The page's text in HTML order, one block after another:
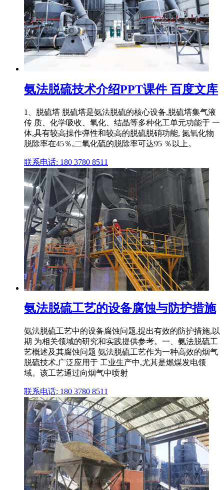
氨法脱硫技术介绍PPT课件 百度文库
1、脱硫塔 脱硫塔是氨法脱硫的核心设备,脱硫塔集气液
传 质、化学吸收、氧化、结晶等多种化工单元功能于 一
体,具有较高操作弹性和较高的脱硫脱硝功能, 氮氧化物
脱除率在45％,二氧化硫的脱除率可达95 ％以上。
联系电话: 180 3780 8511
氨法脱硫工艺的设备腐蚀与防护措施
氨法脱硫工艺中的设备腐蚀问题,提出有效的防护措施,以
期 为相关领域的研究和实践提供参考。一、氨法脱硫工
艺概述及其腐蚀问题 氨法脱硫工艺作为一种高效的烟气
脱硫技术,广泛应用于 工业生产中,尤其是燃煤发电领
域。该工艺通过向烟气中喷射
联系电话: 180 3780 8511